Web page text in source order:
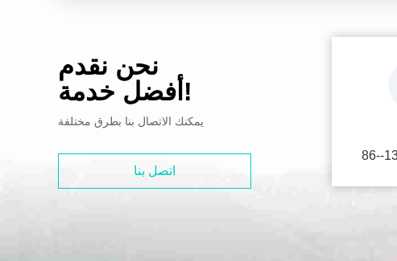
نحن نقدم
أفضل خدمة!
يمكنك الاتصال بنا بطرق مختلفة
اتصل بنا
86--